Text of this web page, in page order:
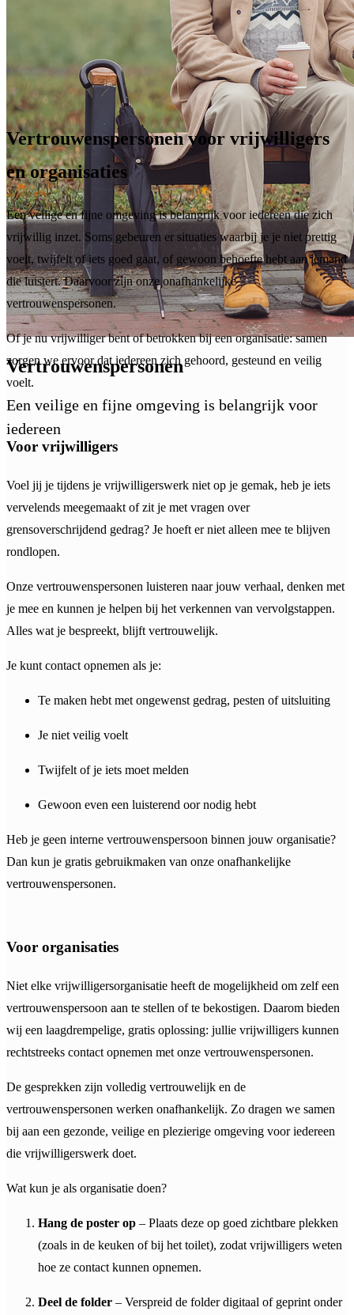
Vertrouwenspersonen
Een veilige en fijne omgeving is belangrijk voor
iedereen
Vertrouwenspersonen voor vrijwilligers
en organisaties
Een veilige en fijne omgeving is belangrijk voor iedereen die zich
vrijwillig inzet. Soms gebeuren er situaties waarbij je je niet prettig
voelt, twijfelt of iets goed gaat, of gewoon behoefte hebt aan iemand
die luistert. Daarvoor zijn onze onafhankelijke
vertrouwenspersonen.
Of je nu vrijwilliger bent of betrokken bij een organisatie: samen
zorgen we ervoor dat iedereen zich gehoord, gesteund en veilig
voelt.
Voor vrijwilligers
Voel jij je tijdens je vrijwilligerswerk niet op je gemak, heb je iets
vervelends meegemaakt of zit je met vragen over
grensoverschrijdend gedrag? Je hoeft er niet alleen mee te blijven
rondlopen.
Onze vertrouwenspersonen luisteren naar jouw verhaal, denken met
je mee en kunnen je helpen bij het verkennen van vervolgstappen.
Alles wat je bespreekt, blijft vertrouwelijk.
Je kunt contact opnemen als je:
Te maken hebt met ongewenst gedrag, pesten of uitsluiting
Je niet veilig voelt
Twijfelt of je iets moet melden
Gewoon even een luisterend oor nodig hebt
Heb je geen interne vertrouwenspersoon binnen jouw organisatie?
Dan kun je gratis gebruikmaken van onze onafhankelijke
vertrouwenspersonen.
Voor organisaties
Niet elke vrijwilligersorganisatie heeft de mogelijkheid om zelf een
vertrouwenspersoon aan te stellen of te bekostigen. Daarom bieden
wij een laagdrempelige, gratis oplossing: jullie vrijwilligers kunnen
rechtstreeks contact opnemen met onze vertrouwenspersonen.
De gesprekken zijn volledig vertrouwelijk en de
vertrouwenspersonen werken onafhankelijk. Zo dragen we samen
bij aan een gezonde, veilige en plezierige omgeving voor iedereen
die vrijwilligerswerk doet.
Wat kun je als organisatie doen?
Hang de poster op – Plaats deze op goed zichtbare plekken
(zoals in de keuken of bij het toilet), zodat vrijwilligers weten
hoe ze contact kunnen opnemen.
Deel de folder – Verspreid de folder digitaal of geprint onder